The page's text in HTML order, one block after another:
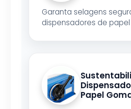
Garanta selagens
dispensadores de
Papel